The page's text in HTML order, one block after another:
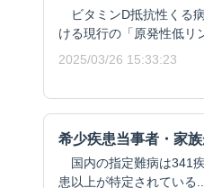
ビタミンD抵抗性くる
ける現行の「原発性低リ
2025/03/26 15:33:23
希少疾患当事者・家
国内の指定難病は341
患以上が特定されている...